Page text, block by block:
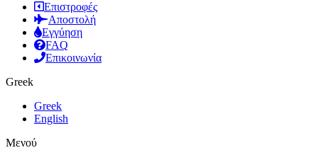
Επιστροφές
Αποστολή
Εγγύηση
FAQ
Επικοινωνία
Greek
Greek
English
Μενού